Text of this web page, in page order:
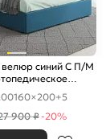
велюр синий С П/М
мягкое
160×200+5
900 ₽-20%